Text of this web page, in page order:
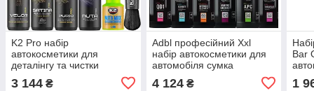
K2 Pro набір
автокосметики для
деталінгу та чистки
3 144 ₴
Adbl професійний Xxl
набір автокосметики для
автомобіля сумка
4 124₴
Bar
1